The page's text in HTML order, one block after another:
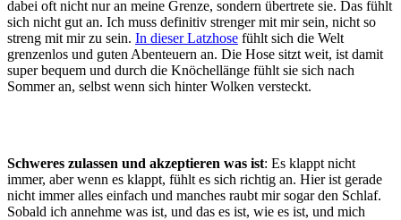
dabei oft nicht nur an meine Grenze, sondern übertrete sie. Das fühlt
sich nicht gut an. Ich muss definitiv strenger mit mir sein, nicht so
streng mit mir zu sein. In dieser Latzhose fühlt sich die Welt
grenzenlos und guten Abenteuern an. Die Hose sitzt weit, ist damit
super bequem und durch die Knöchellänge fühlt sie sich nach
Sommer an, selbst wenn sich hinter Wolken versteckt.
Schweres zulassen und akzeptieren was ist: Es klappt nicht
immer, aber wenn es klappt, fühlt es sich richtig an. Hier ist gerade
nicht immer alles einfach und manches raubt mir sogar den Schlaf.
Sobald ich annehme was ist, und das es ist, wie es ist, und mich